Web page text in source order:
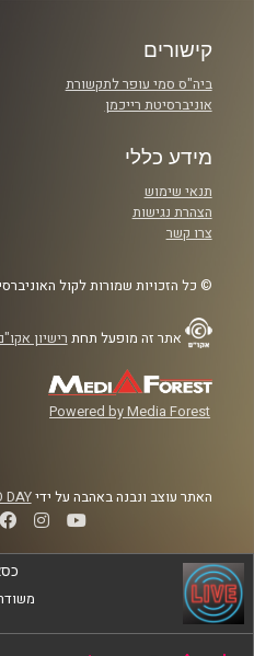
קישורים
ביה"ס סמי עופר לתקשורת
אוניברסיטת רייכמן
מידע כללי
תנאי שימוש
הצהרת נגישות
צרו קשר
© כל הזכויות שמורות לקול
אתר זה מופעל תחת רישיון
Powered by Media Forest
האתר עוצב ונבנה באהבה על ידיDAY